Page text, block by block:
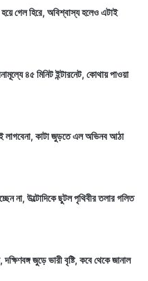
গেল হিরে, অবিশ্বাস্য হলেও এটাই
৪৫ মিনিট ইন্টারনেট, কোথায় পাওয়া
লাগবেনা, কাটা জুড়তে এল অভিনব আঠা
না, উল্টোদিকে ছুটল পৃথিবীর তলার গলিত
জুড়ে ভারী বৃষ্টি, কবে থেকে জানাল